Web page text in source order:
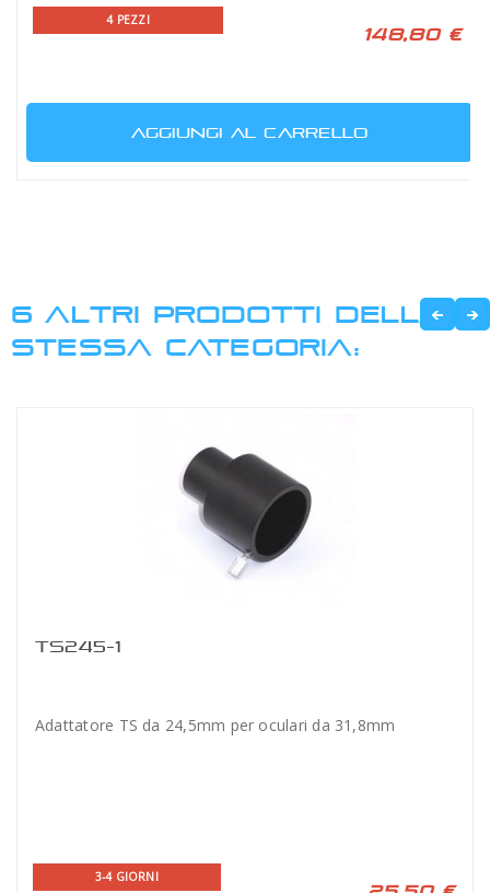
4 PEZZI
148,80 €
AGGIUNGI AL CARRELLO
6 ALTRI PRODOTTI DELLA
STESSA CATEGORIA:
TS245-1
Adattatore TS da 24,5mm per oculari da 31,8mm
3-4 GIORNI